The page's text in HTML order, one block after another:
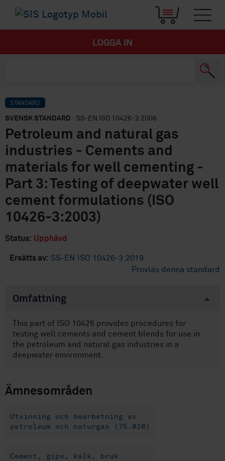
LOGGA IN
STANDARD
SVENSK STANDARD · SS-EN ISO 10426-3:2006
Petroleum and natural gas
industries - Cements and
materials for well cementing -
Part 3: Testing of deepwater well
cement formulations (ISO
10426-3:2003)
Status: Upphävd
· Ersätts av: SS-EN ISO 10426-3:2019
Provläs denna standard
Omfattning
This part of ISO 10426 provides procedures for
testing well cements and cement blends for use in
the petroleum and natural gas industries in a
deepwater environment.
Ämnesområden
Utvinning och bearbetning av
petroleum och naturgas (75.020)
Cement, gips, kalk, bruk